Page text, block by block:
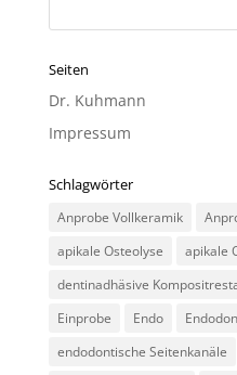
Seiten
Dr. Kuhmann
Impressum
Schlagwörter
Anprobe Vollkeramik
apikale Osteolyse
apikale
dentinadhäsive
Einprobe
Endo
endodontische Seitenkanäle